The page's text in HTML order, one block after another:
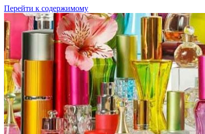
Перейти к содержимому